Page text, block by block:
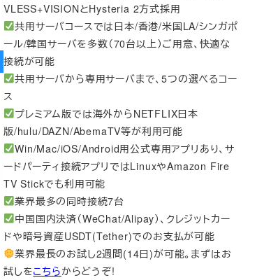
VLESS+VISIONとHysteria 2方式採用
共用サーバコースでは日本/香港/米国LA/シンガポ
ール/韓国サーバを多数（70台以上）ご用意、快適な
接続が可能
共用サーバから専用サーバまで、5つの選べるコー
ス
プレミアム版では海外からNETFLIX日本
版/hulu/DAZN/AbemaTV等が利用可能
Win/Mac/iOS/Android用公式専用アプリあり、サ
ードパーティ接続アプリではLinuxやAmazon Fire
TV Stickでも利用可能
業界最多の同時接続7台
中国国内決済（WeChat/Alipay）、クレジットカー
ドや暗号資産USDT(Tether)でのお支払が可能
業界最長のお試し2週間(14日)が可能。まずはお
試しをこちらからどうぞ!